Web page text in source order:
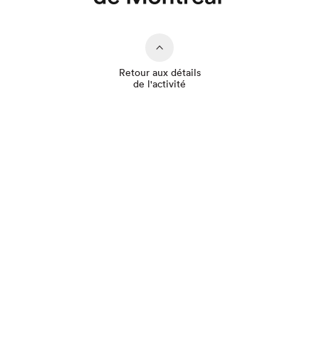
Que cherchez-vous?
Retour aux détails
de l'activité